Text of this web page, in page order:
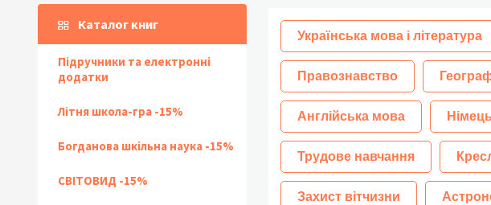
Каталог книг
Підручники та електронні
додатки
Літня школа-гра -15%
Богданова шкільна наука -15%
СВІТОВИД -15%
Українська мова і література
Правознавство
Англійська мова
Трудове навчання
Захист вітчизни